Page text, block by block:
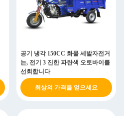
공기 냉각 150CC 화물 세발자전거
는, 전기 3 진한 파란색 오토바이를
선회합니다
최상의 가격을 얻으세요